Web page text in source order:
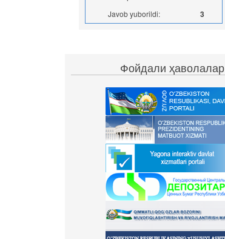
Javob yuborildi: 3
Фойдали ҳаволалар